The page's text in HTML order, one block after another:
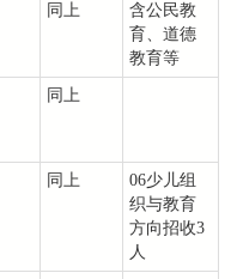
同上
含公民教
育、道德
教育等
同上
同上
06少儿组
织与教育
方向招收3
人